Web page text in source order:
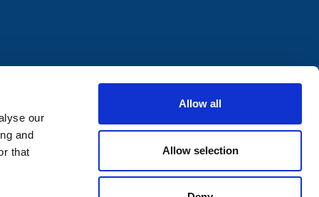
our
and
that
Allow all
Allow selection